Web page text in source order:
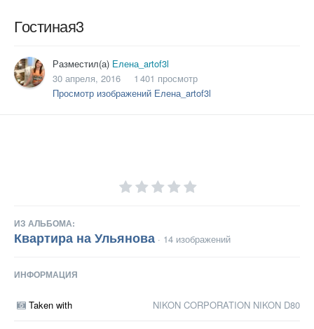
Гостиная3
Разместил(а) Елена_artof3l
30 апреля, 2016
1 401 просмотр
Просмотр изображений Елена_artof3l
ИЗ АЛЬБОМА:
Квартира на Ульянова · 14 изображений
ИНФОРМАЦИЯ
Taken with NIKON CORPORATION NIKON D80